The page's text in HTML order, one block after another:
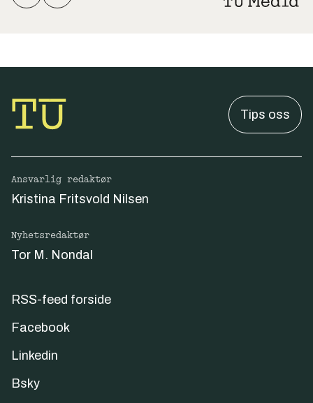
Tips oss
Ansvarlig redaktør
Kristina Fritsvold Nilsen
Nyhetsredaktør
Tor M. Nondal
RSS-feed forside
Facebook
Linkedin
Bsky